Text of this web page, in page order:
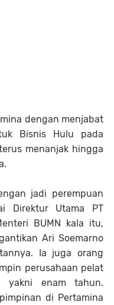
dengan menjabat
Bisnis Hulu pada
menanjak hingga
jadi perempuan
Direktur Utama PT
BUMN kala itu,
Ari Soemarno
Ia juga orang
perusahaan pelat
yakni enam tahun.
di Pertamina